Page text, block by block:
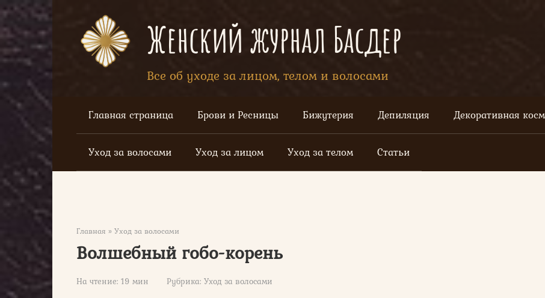
Перейти
к
контенту
Женский журнал Басдер
Все об уходе за лицом, телом и волосами
Главная страница Брови и Ресницы Бижутерия Депиляция Декоративная
Уход за волосами Уход за лицом Уход за телом Статьи
Главная » Уход за волосами
Волшебный гобо-корень
На чтение: 19 мин Рубрика: Уход за волосами